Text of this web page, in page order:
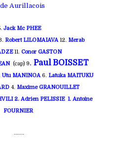
Aurillacois
Jack Mc PHEE
Robert LILOMAIAVA 12. Merab
11. Conor GASTON
(cap) 9. Paul BOISSET
Utu MANINOA 6. Latuka MAITUKU
4. Maxime GRANOUILLET
2. Adrien PELISSIE 1. Antoine
FOURNIER
.......